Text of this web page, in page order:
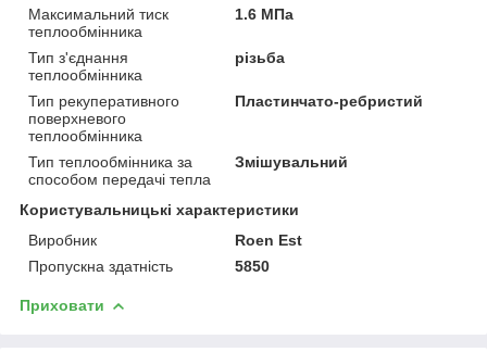
Максимальний тиск
теплообмінника
1.6 МПа
Тип з'єднання
теплообмінника
різьба
Тип рекуперативного
поверхневого
теплообмінника
Пластинчато-ребристий
Тип теплообмінника за
способом передачі тепла
Змішувальний
Користувальницькі характеристики
Виробник
Roen Est
Пропускна здатність
5850
Приховати